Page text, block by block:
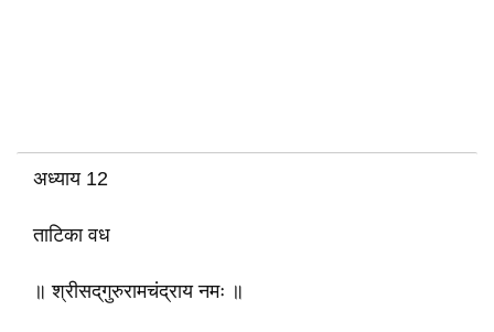
अध्याय 12
ताटिका वध
॥ श्रीसद्‌गुरुरामचंद्राय नमः ॥